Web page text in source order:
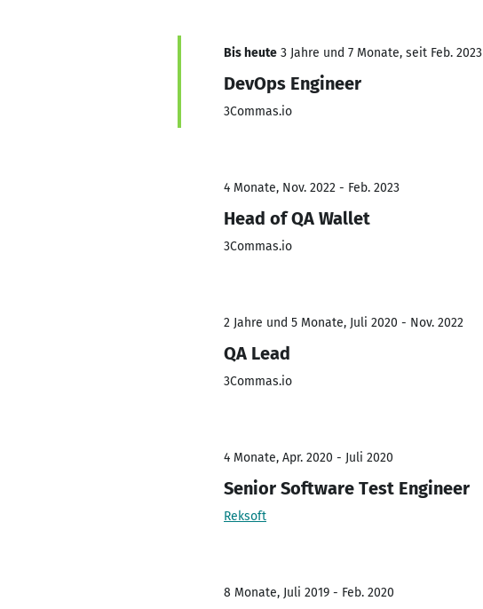
Bis heute 3 Jahre und 7 Monate, seit Feb. 2023
DevOps Engineer
3Commas.io
4 Monate, Nov. 2022 - Feb. 2023
Head of QA Wallet
3Commas.io
2 Jahre und 5 Monate, Juli 2020 - Nov. 2022
QA Lead
3Commas.io
4 Monate, Apr. 2020 - Juli 2020
Senior Software Test Engineer
Reksoft
8 Monate, Juli 2019 - Feb. 2020